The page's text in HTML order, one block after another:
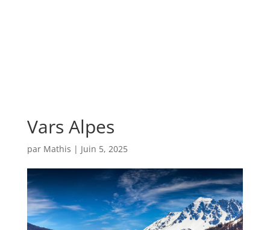
Vars Alpes
par Mathis | Juin 5, 2025